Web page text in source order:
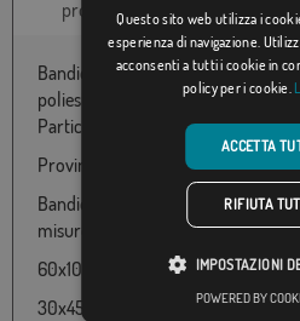
prodotto tecniche
Bandiera Provincia de Girona con
poliestere 100% e varie misure da
Particolarmente adatto per uso
Provincia de Girona appartiene al
Bandiera di Provincia de Girona
misure e prezzi:
60x100cm - 18,37 € ricevilo in 24/
30x45cm - 18,37 € Ricevere in 9/
Questo sito web utilizza i
esperienza di navigazione.
acconsenti a tutti i cookie in
policy per i cookie.
ACCETTA
RIFIUTA
IMPOSTAZIONI
POWERED BY